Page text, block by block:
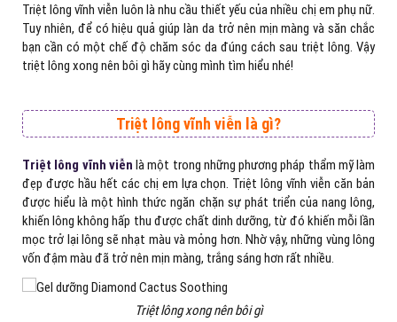
Triệt lông vĩnh viễn luôn là nhu cầu thiết yếu của nhiều chị em phụ nữ.
Tuy nhiên, để có hiệu quả giúp làn da trở nên mịn màng và săn chắc
bạn cần có một chế độ chăm sóc da đúng cách sau triệt lông. Vậy
triệt lông xong nên bôi gì hãy cùng mình tìm hiểu nhé!
Triệt lông vĩnh viễn là gì?
Triệt lông vĩnh viễn là một trong những phương pháp thẩm mỹ làm
đẹp được hầu hết các chị em lựa chọn. Triệt lông vĩnh viễn căn bản
được hiểu là một hình thức ngăn chặn sự phát triển của nang lông,
khiến lông không hấp thu được chất dinh dưỡng, từ đó khiến mỗi lần
mọc trở lại lông sẽ nhạt màu và mỏng hơn. Nhờ vậy, những vùng lông
vốn đậm màu đã trở nên mịn màng, trắng sáng hơn rất nhiều.
Triệt lông xong nên bôi gì